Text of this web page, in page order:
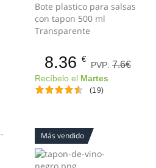
Bote plastico para salsas
con tapon 500 ml
Transparente
8.36 €
PVP: 7.6€
Recíbelo el Martes
(19)
Más vendido